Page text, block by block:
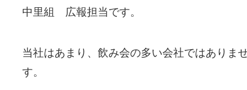
中里組 広報担当です。
当社はあまり、飲み会の多い会社ではありま
す。